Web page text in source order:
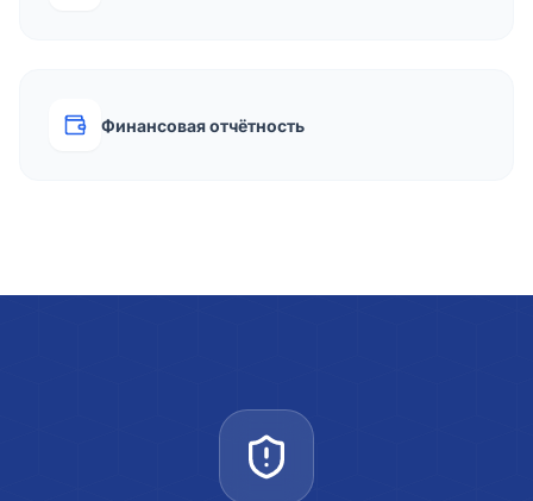
Финансовая отчётность